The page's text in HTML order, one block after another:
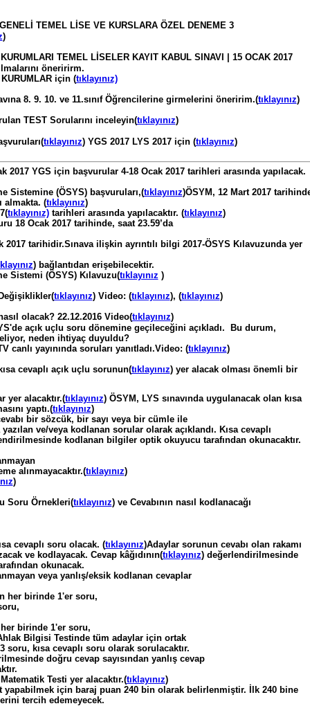
TEMEL LİSE VE KURSLARA ÖZEL DENEME 3
)
TEMEL LİSELER KAYIT KABUL SINAVI | 15 OCAK 2017
öneririrm.
için (tıklayınız)
8. 9. 10. ve 11.sınıf Öğrencilerine girmelerini öneririm.(tıklayınız)
TEST Sorularını inceleyin(tıklayınız)
tıklayınız) YGS 2017 LYS 2017 için (tıklayınız)
2017 YGS için başvurular 4-18 Ocak 2017 tarihleri arasında yapılacak.
Sistemine (ÖSYS) başvuruları,(tıklayınız)ÖSYM, 12 Mart 2017
almakta. (tıklayınız)
tıklayınız)tarihleri arasında yapılacaktır. (tıklayınız)
18 Ocak 2017 tarihinde, saat 23.59’da
tarihidir.Sınava ilişkin ayrıntılı bilgi 2017-ÖSYS Kılavuzunda yer
) bağlantıdan erişebilecektir.
Sistemi (ÖSYS) Kılavuzu(tıklayınız )
tıklayınız) Video: (tıklayınız), (tıklayınız)
olacak? 22.12.2016 Video(tıklayınız)
açık uçlu soru dönemine geçileceğini açıkladı. Bu durum,
neden ihtiyaç duyuldu?
canlı yayınında soruları yanıtladı.Video: (tıklayınız)
cevaplı açık uçlu sorunun(tıklayınız) yer alacak olması önemli bir
yer alacaktır.(tıklayınız) ÖSYM, LYS sınavında uygulanacak olan kısa
yaptı.(tıklayınız)
bir sözcük, bir sayı veya bir cümle ile
ve/veya kodlanan sorular olarak açıklandı. Kısa cevaplı
kodlanan bilgiler optik okuyucu tarafından okunacaktır.
alınmayacaktır.(tıklayınız)
)
Soru Örnekleri(tıklayınız) ve Cevabının nasıl kodlanacağı
cevaplı soru olacak. (tıklayınız)Adaylar sorunun cevabı olan rakamı
ve kodlayacak. Cevap kâğıdının(tıklayınız) değerlendirilmesinde
okunacak.
veya yanlış/eksik kodlanan cevaplar
her birinde 1'er soru,
birinde 1'er soru,
Bilgisi Testinde tüm adaylar için ortak
soru, kısa cevaplı soru olarak sorulacaktır.
doğru cevap sayısından yanlış cevap
Testi yer alacaktır.(tıklayınız)
yapabilmek için baraj puan 240 bin olarak belirlenmiştir. İlk 240 bine
tercih edemeyecek.